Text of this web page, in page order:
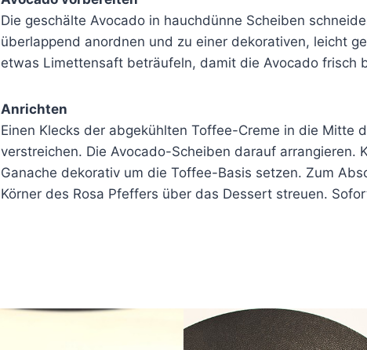
Die geschälte Avocado in hauchdünne Scheiben
überlappend anordnen und zu einer dekorativen, leicht
etwas Limettensaft beträufeln, damit die Avocado frisch
Anrichten
Einen Klecks der abgekühlten Toffee-Creme in die Mitte
verstreichen. Die Avocado-Scheiben darauf arrangieren.
Ganache dekorativ um die Toffee-Basis setzen. Zum
Körner des Rosa Pfeffers über das Dessert streuen.